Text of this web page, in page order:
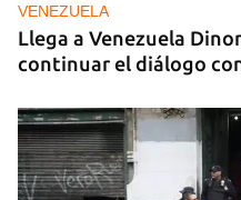
VENEZUELA
Llega a Venezuela
continuar el diálogo